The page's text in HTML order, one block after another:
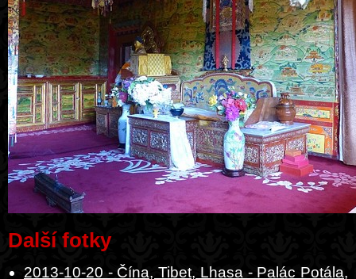
Další fotky
2013-10-20 - Čína, Tibet, Lhasa - Palác Potála,